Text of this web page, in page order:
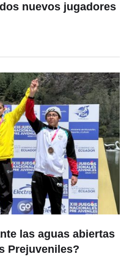
nuevos jugadores
las aguas abiertas
Prejuveniles?